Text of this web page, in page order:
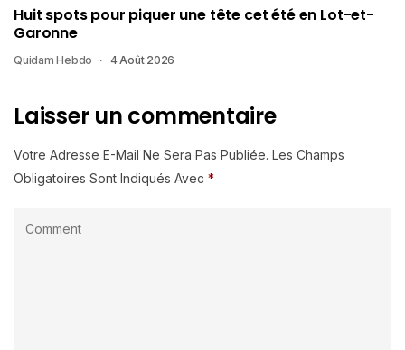
Huit spots pour piquer une tête cet été en Lot-et-
Garonne
Quidam Hebdo 4 Août 2026
Laisser un commentaire
Votre Adresse E-Mail Ne Sera Pas Publiée. Les Champs
Obligatoires Sont Indiqués Avec *